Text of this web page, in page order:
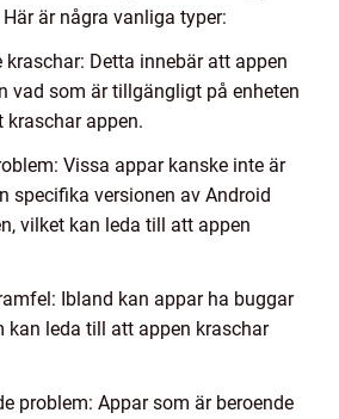
är några vanliga typer:
kraschar: Detta innebär att appen
vad som är tillgängligt på enheten
appen.
Vissa appar kanske inte är
specifika versionen av Android
vilket kan leda till att appen
Ibland kan appar ha buggar
kan leda till att appen kraschar
problem: Appar som är beroende